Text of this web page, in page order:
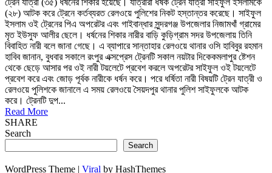
(২৮) আটক করে ট্রেনে কর্তব্যরত রেলওয়ে পুলিশের নিকট হস্তান্তর করেছে। সাইফুল
ইসলাম ওই ট্রেনের পিএ অপরেটর এবং গাইবান্ধার সুন্দরগঞ্জ উপজেলার নিজামখাঁ গ্রামের
মৃত ইউসুফ আলীর ছেলে। ধর্ষনের শিকার নারীর বাড়ি কুড়িগ্রাম সদর উপজেলায় তিনি
বিবাহিত নারী বলে জানা গেছে। এ ব্যাপারে সান্তাহার রেলওয়ে থানার ওসি হাবিবুর রহমান
হাবিব জানান, বুধবার সকালে রংপুর এক্সপ্রেস ট্রেনটি সকাল নয়টার দিকেকমলাপুর ষ্টেশন
থেকে ছেড়ে আসার পর ওই নারী টয়লেটে প্রবেশ করলে অপরেটর সাইফুল ওই টয়লেটে
প্রবেশ করে এবং জোড় পূর্বক নারীকে ধর্ষন করে। পরে ধর্ষিতা নারী বিষয়টি ট্রেন যাত্রী ও
রেলওয়ে পুলিশকে জানালে এ সময় রেলওয়ে সৈয়দপুর থানার পুলিশ সাইফুলকে আটক
করে। ট্রেনটি দুপ...
Read More
SHARE
Search
Search
WordPress Theme | Viral by HashThemes